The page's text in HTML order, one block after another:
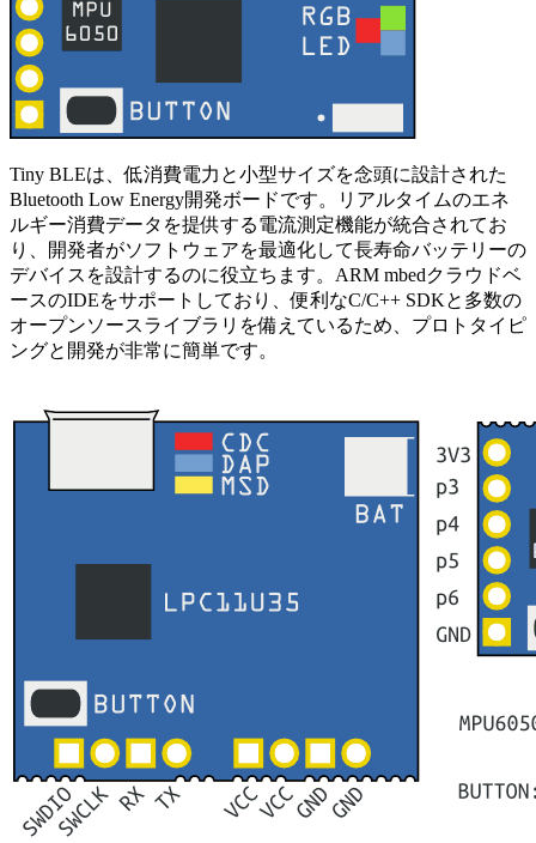
Tiny BLEは、低消費電力と小型サイズを念頭に設計された
Bluetooth Low Energy開発ボードです。リアルタイムのエネ
ルギー消費データを提供する電流測定機能が統合されてお
り、開発者がソフトウェアを最適化して長寿命バッテリーの
デバイスを設計するのに役立ちます。ARM mbedクラウドベ
ースのIDEをサポートしており、便利なC/C++ SDKと多数の
オープンソースライブラリを備えているため、プロトタイピ
ングと開発が非常に簡単です。